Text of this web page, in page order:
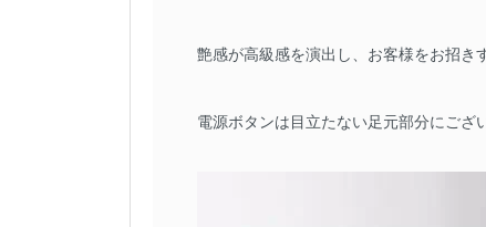
艶感が高級感を演出し、お客様をお招き
電源ボタンは目立たない足元部分にござ